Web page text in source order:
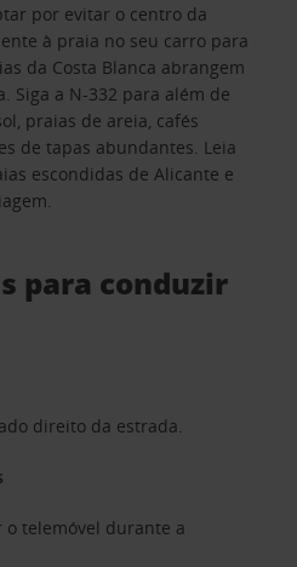
por evitar o centro da
à praia no seu carro para
da Costa Blanca abrangem
Siga a N-332 para além de
praias de areia, cafés
de tapas abundantes. Leia
escondidas de Alicante e
para conduzir
direito da estrada.
telemóvel durante a